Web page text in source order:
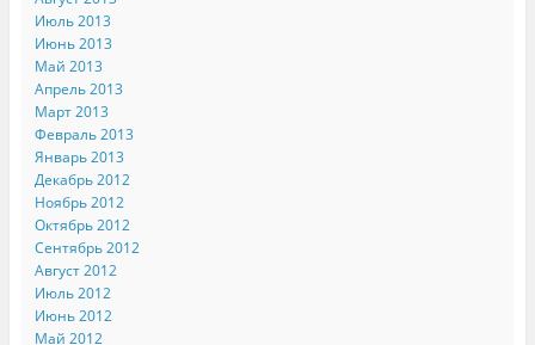
Июль 2013
Июнь 2013
Май 2013
Апрель 2013
Март 2013
Февраль 2013
Январь 2013
Декабрь 2012
Ноябрь 2012
Октябрь 2012
Сентябрь 2012
Август 2012
Июль 2012
Июнь 2012
Май 2012